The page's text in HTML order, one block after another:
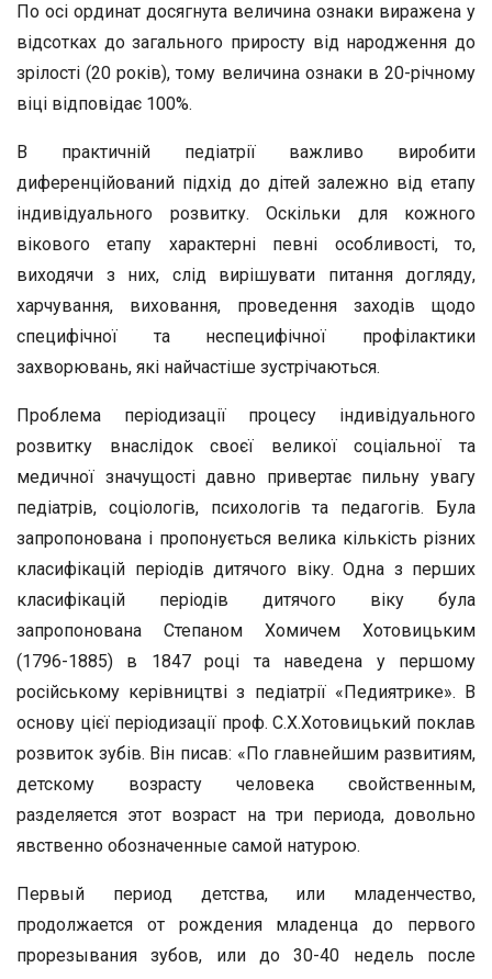
По осі ординат досягнута величина ознаки виражена у
відсотках до загального приросту від народження до
зрілості (20 років), тому величина ознаки в 20-річному
віці відповідає 100%.
В практичній педіатрії важливо виробити
диференційований підхід до дітей залежно від етапу
індивідуального розвитку. Оскільки для кожного
вікового етапу характерні певні особливості, то,
виходячи з них, слід вирішувати питання догляду,
харчування, виховання, проведення заходів щодо
специфічної та неспецифічної профілактики
захворювань, які найчастіше зустрічаються.
Проблема періодизації процесу індивідуального
розвитку внаслідок своєї великої соціальної та
медичної значущості давно привертає пильну увагу
педіатрів, соціологів, психологів та педагогів. Була
запропонована і пропонується велика кількість різних
класифікацій періодів дитячого віку. Одна з перших
класифікацій періодів дитячого віку була
запропонована Степаном Хомичем Хотовицьким
(1796-1885) в 1847 році та наведена у першому
російському керівництві з педіатрії «Педиятрике». В
основу цієї періодизації проф. С.Х.Хотовицький поклав
розвиток зубів. Він писав: «По главнейшим развитиям,
детскому возрасту человека свойственным,
разделяется этот возраст на три периода, довольно
явственно обозначенные самой натурою.
Первый период детства, или младенчество,
продолжается от рождения младенца до первого
прорезывания зубов, или до 30-40 недель после